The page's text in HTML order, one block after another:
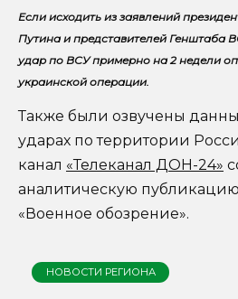
Если исходить из заявлений
Путина и представителей Генштаба
удар по ВСУ примерно на 2 недели
украинской операции.
Также были озвучены
ударах по территории
канал «Телеканал ДОН-24»
аналитическую
«Военное обозрение».
НОВОСТИ РЕГИОНА